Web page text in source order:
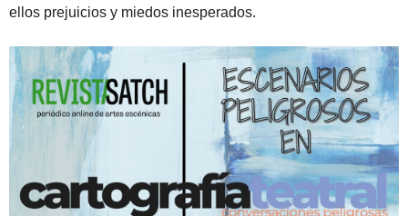
ellos prejuicios y miedos inesperados.